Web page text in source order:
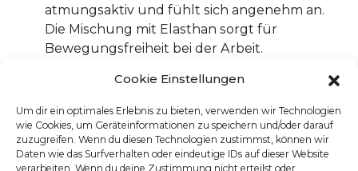
Cookie Einstellungen
Um dir ein optimales Erlebnis zu bieten, verwenden wir Technologien
wie Cookies, um Geräteinformationen zu speichern und/oder darauf
zuzugreifen. Wenn du diesen Technologien zustimmst, können wir
Daten wie das Surfverhalten oder eindeutige IDs auf dieser Website
verarbeiten. Wenn du deine Zustimmung nicht erteilst oder
atmungsaktiv und fühlt sich angenehm an.
Die Mischung mit Elasthan sorgt für
Bewegungsfreiheit bei der Arbeit.
Baumwolle, 4% Elasthan
Wasserabweisend und antibakteriell
WATER:
Das rundgestrickte Polyamid-Gewebe